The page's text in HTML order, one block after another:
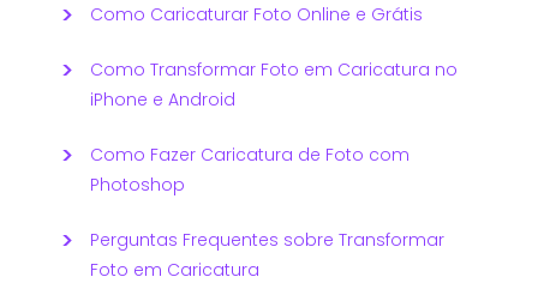
Como Caricaturar Foto Online e Grátis
Como Transformar Foto em Caricatura no
iPhone e Android
Como Fazer Caricatura de Foto com
Photoshop
Perguntas Frequentes sobre Transformar
Foto em Caricatura